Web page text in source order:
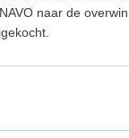
naar de